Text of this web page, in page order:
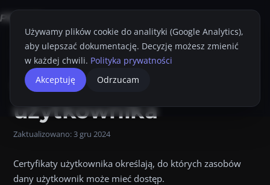
Strona główna Przewodnik Administratora
Certyfikaty użytkownika.
Certyfikaty użytkownika Certyfikaty użytkownika określają,
Certyfikaty
użytkownika
Zaktualizowano:3 gru 2024
Certyfikaty użytkownika określają, do których zasobów
dany użytkownik może mieć dostęp.
Używamy plików cookie do analityki (Google Analytics),
aby ulepszać dokumentację. Decyzję możesz zmienić
w każdej chwili. Polityka prywatności
Akceptuję
Odrzucam